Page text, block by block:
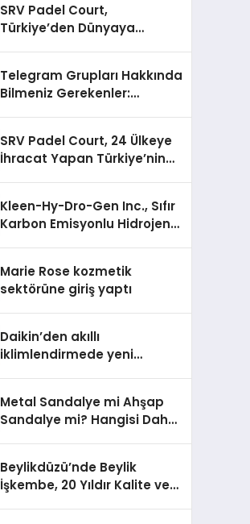
SRV Padel Court,
Türkiye’den Dünyaya
Telegram Grupları Hakkında
Bilmeniz Gerekenler:
SRV Padel Court, 24 Ülkeye
İhracat Yapan Türkiye’nin
Kleen-Hy-Dro-Gen Inc., Sıfır
Karbon Emisyonlu Hidrojen
Aldı
Marie Rose kozmetik
sektörüne giriş yaptı
Daikin’den akıllı
iklimlendirmede yeni
Metal Sandalye mi Ahşap
Sandalye mi? Hangisi Daha
Beylikdüzü’nde Beylik
İşkembe, 20 Yıldır Kalite ve